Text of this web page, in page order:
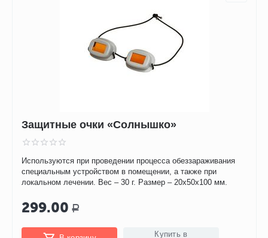
Защитные очки «Солнышко»
Используются при проведении процесса обеззараживания
специальным устройством в помещении, а также при
локальном лечении. Вес – 30 г. Размер – 20х50х100 мм.
299.00 Р
Купить в